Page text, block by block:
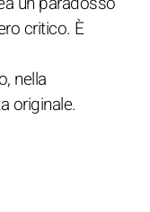
critico. È
nella
originale.